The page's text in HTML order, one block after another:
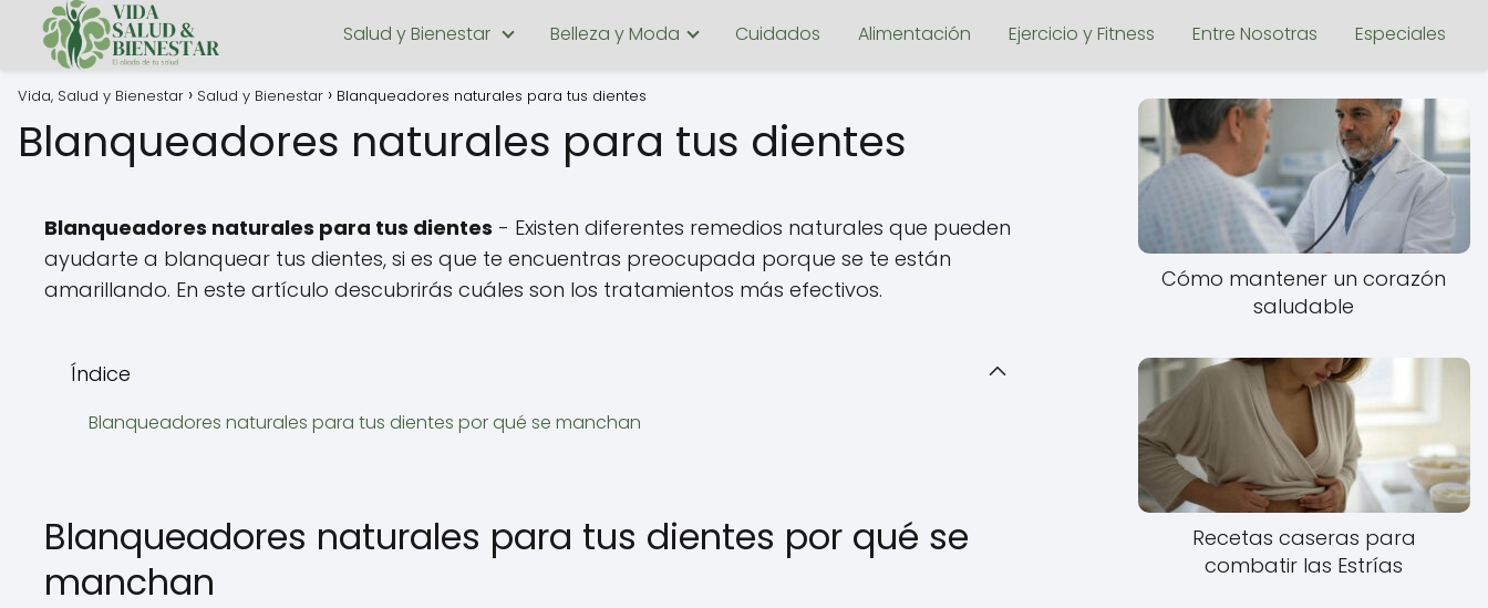
Salud y Bienestar Belleza y Moda Cuidados Alimentación Ejercicio y Fitness Entre Nosotras Especiales
Vida, Salud y Bienestar Salud y Bienestar Blanqueadores naturales para tus dientes
Blanqueadores naturales para tus dientes
Blanqueadores naturales para tus dientes - Existen diferentes remedios naturales que pueden
ayudarte a blanquear tus dientes, si es que te encuentras preocupada porque se te están
amarillando. En este artículo descubrirás cuáles son los tratamientos más efectivos.
Índice
Blanqueadores naturales para tus dientes por qué se manchan
Blanqueadores naturales para tus dientes por qué se
manchan
Cómo mantener un corazón
saludable
Recetas caseras para
combatir las Estrías